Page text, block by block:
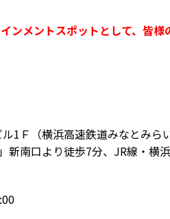
ンメントスポットとして、皆様
1Ｆ（横浜高速鉄道みなとみら
南口より徒歩7分、JR線・横